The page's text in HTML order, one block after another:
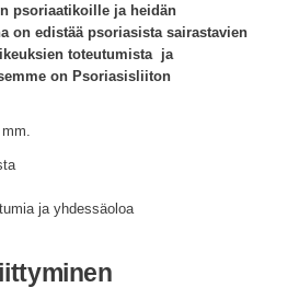
psoriaatikoille ja heidän
on edistää psoriasista sairastavien
toteutumista ja
on Psoriasisliiton
ja yhdessäoloa